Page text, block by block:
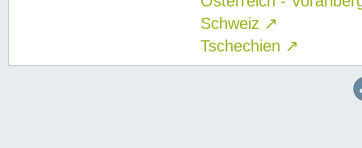
Schweiz ↗
Tschechien ↗